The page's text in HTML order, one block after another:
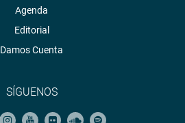
Agenda
Editorial
Damos Cuenta
SÍGUENOS